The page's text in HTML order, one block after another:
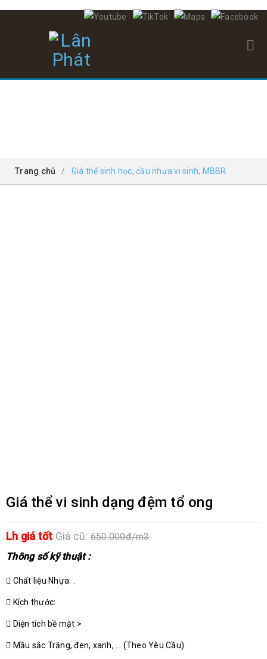
Trang chủ / Giá thể sinh học, cầu nhựa vi sinh, MBBR
Giá thể vi sinh dạng đệm tổ ong
Lh giá tốt Giá cũ:650.000đ/m3
Thông số kỹ thuật :
Chất liệu Nhựa: .
Kích thước:
Diện tích bề mặt >
Mầu sắc Trắng, đen, xanh, … (Theo Yêu Cầu).